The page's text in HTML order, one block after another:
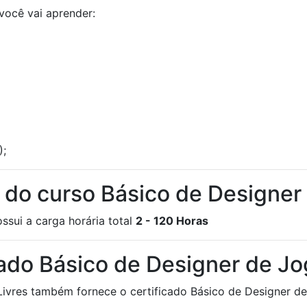
vai aprender:
curso Básico de
a carga horária total 2 - 120 Horas
Básico de Designer de
também fornece o certificado Básico de Designer